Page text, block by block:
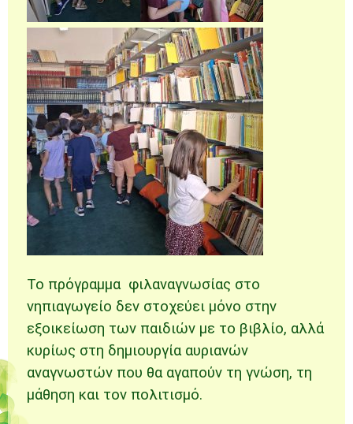
Το πρόγραμμα φιλαναγνωσίας στο
νηπιαγωγείο δεν στοχεύει μόνο στην
εξοικείωση των παιδιών με το βιβλίο, αλλά
κυρίως στη δημιουργία αυριανών
αναγνωστών που θα αγαπούν τη γνώση, τη
μάθηση και τον πολιτισμό.